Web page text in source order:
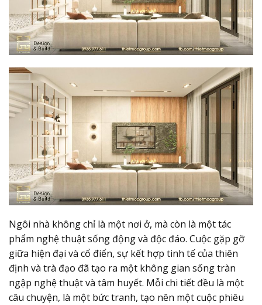
Ngôi nhà không chỉ là một nơi ở, mà còn là một tác
phẩm nghệ thuật sống động và độc đáo. Cuộc gặp gỡ
giữa hiện đại và cổ điển, sự kết hợp tinh tế của thiên
định và trà đạo đã tạo ra một không gian sống tràn
ngập nghệ thuật và tâm huyết. Mỗi chi tiết đều là một
câu chuyện, là một bức tranh, tạo nên một cuộc phiêu